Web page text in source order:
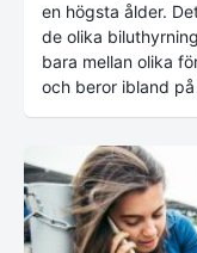
en högsta ålder.
de olika
bara mellan olika
och beror ibland